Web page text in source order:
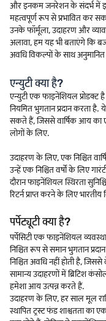
और इनकम जनरेशन के संदर्भ में
महत्वपूर्ण रूप से प्रभावित कर
उनके फॉर्मूला, उदाहरण और
अलावा, हम यह भी बताएंगे कि
अवधि विकल्पों के साथ
एन्युटी क्या है?
एन्युटी एक फाइनेंशियल प्रोडक्ट
नियमित भुगतान प्रदान करता है.
सकते हैं, जिससे वार्षिक आय का
लोगों के लिए.
उदाहरण के लिए, एक निश्चित
उन्हें एक निश्चित वर्षों के लिए
दौरान फाइनेंशियल स्थिरता
रिटर्न प्राप्त करने के लिए
पर्पेट्यूटी क्या है?
पर्पेसिटी एक फाइनेंशियल
निश्चित रूप से समान भुगतान
निश्चित अवधि नहीं होती है,
सामान्य उदाहरणों में ब्रिटिश
हमेशा आय उत्पन्न करते हैं.
उदाहरण के लिए, हर साल मूल
स्थापित ट्रस्ट फंड शाश्वतता का